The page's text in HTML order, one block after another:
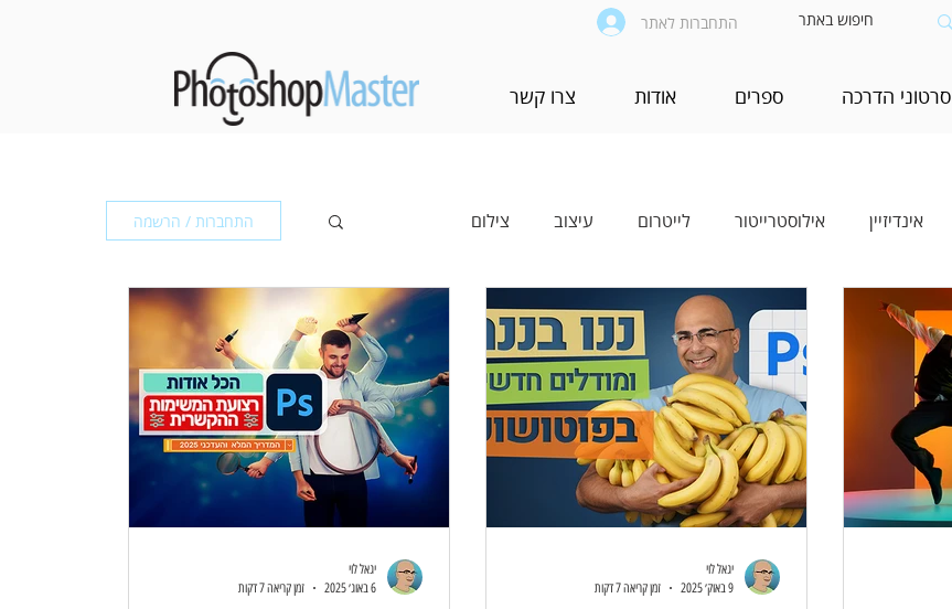
התחברות לאתר
סרטוני הדרכה ספרים אודות צרו קשר
אינדיזיין אילוסטרייטור לייטרום עיצוב צילום
בינה מלאכותית (AI)
התחברות / הרשמה
יגאל לוי
9 באוק׳ 2025
זמן קריאה 7 דקות
יגאל לוי
6 באוג׳ 2025
זמן קריאה 7 דקות